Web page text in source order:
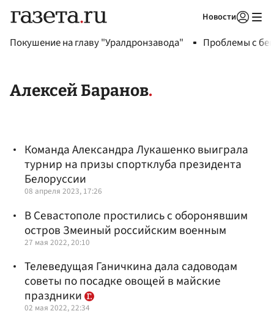
Новости
Покушение на главу "Уралдронзавода" Проблемы с
Алексей Баранов
Команда Александра Лукашенко выиграла
турнир на призы спортклуба президента
Белоруссии
08 апреля 2023, 17:26
В Севастополе простились с оборонявшим
остров Змеиный российским военным
27 мая 2022, 20:10
Телеведущая Ганичкина дала садоводам
советы по посадке овощей в майские
праздники
02 мая 2022, 22:34